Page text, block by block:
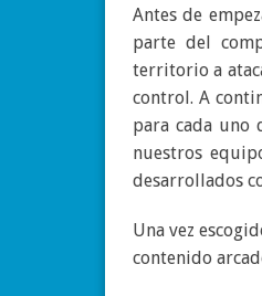
Antes de
parte del
territorio a
control. A
para cada uno
nuestros
desarrollados
Una vez
contenido